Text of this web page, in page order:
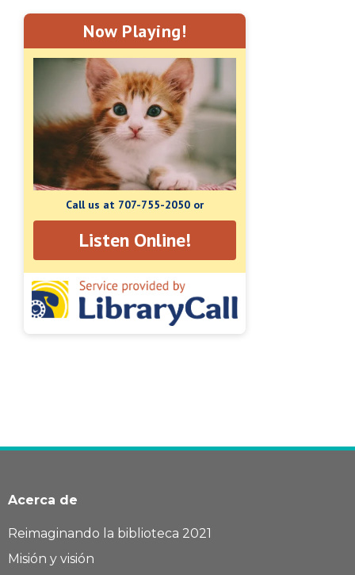
Now Playing!
Call us at 707-755-2050 or
Listen Online!
Acerca de
Reimaginando la biblioteca 2021
Misión y visión